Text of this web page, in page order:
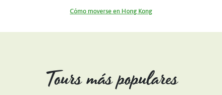
Cómo moverse en Hong Kong
Tours más populares